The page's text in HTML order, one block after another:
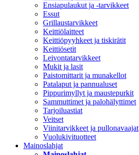
Ensiapulaukut ja -tarvikkeet
Essut
Grillaustarvikkeet
Keittiölaitteet
Keittiöpyyhkeet ja tiskirätit
Keittiösetit
Leivontatarvikkeet
Mukit ja lasit
Paistomittarit ja munakellot
Patalaput ja pannualuset
Pippurimyllyt ja maustepurkit
Sammuttimet ja palohälyttimet
Tarjoiluastiat
Veitset
Viinitarvikkeet ja pullonavaajat
Vuolukivituotteet
Mainoslahjat